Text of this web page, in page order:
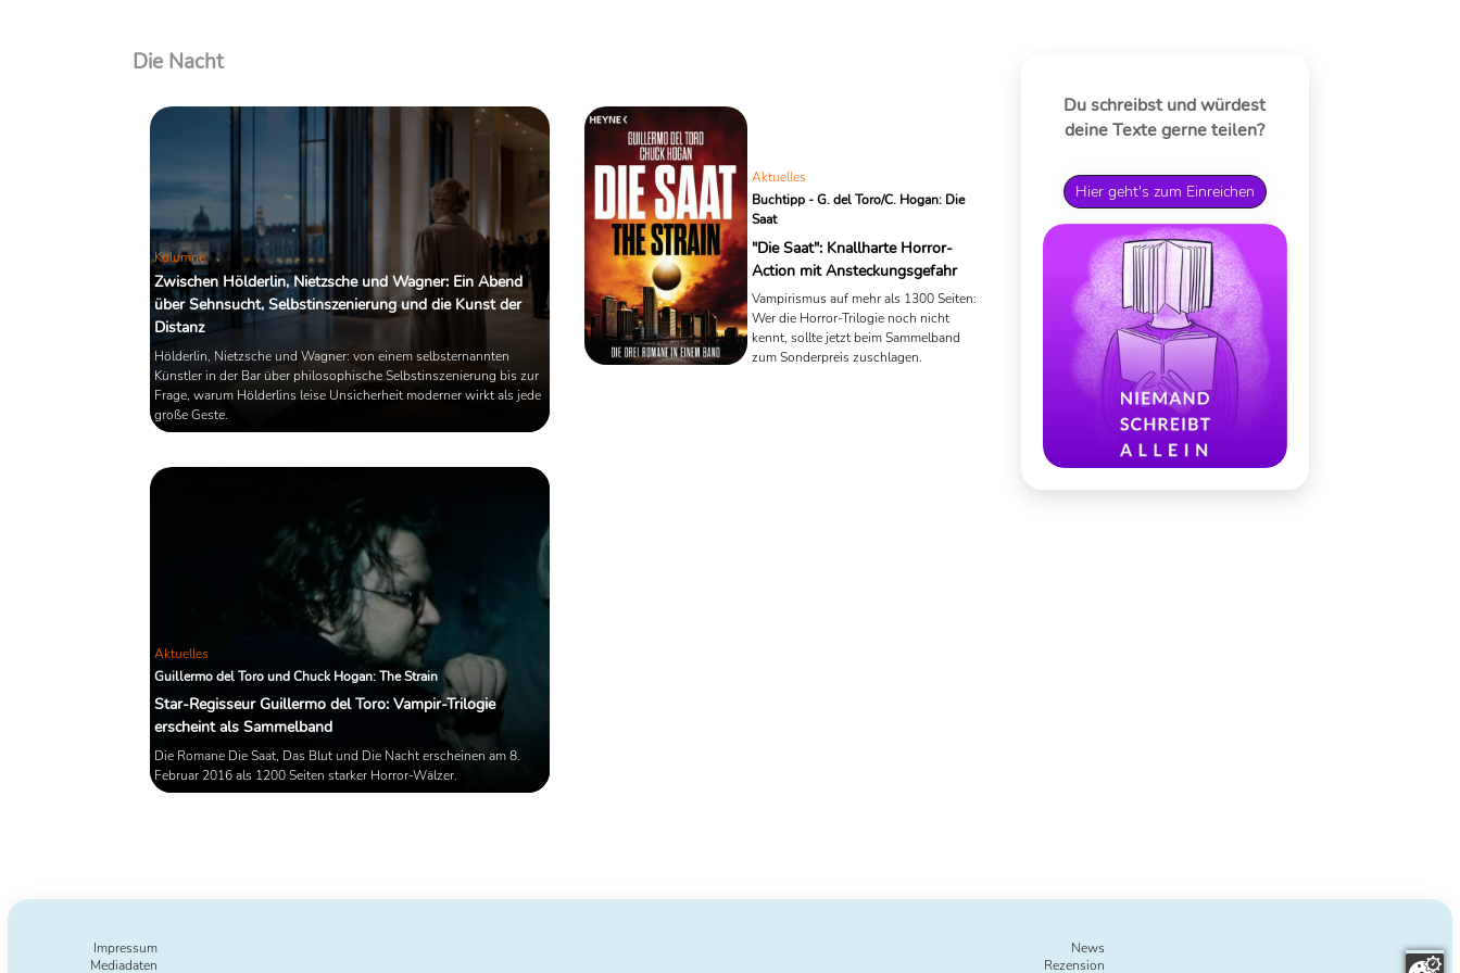
Die Nacht
Kolumne
Zwischen Hölderlin, Nietzsche und Wagner: Ein Abend
über Sehnsucht, Selbstinszenierung und die Kunst der
Distanz
Hölderlin, Nietzsche und Wagner: von einem selbsternannten
Künstler in der Bar über philosophische Selbstinszenierung bis zur
Frage, warum Hölderlins leise Unsicherheit moderner wirkt als jede
große Geste.
Aktuelles
Buchtipp - G. del Toro/C. Hogan: Die
Saat
"Die Saat": Knallharte Horror-
Action mit Ansteckungsgefahr
Vampirismus auf mehr als 1300 Seiten:
Wer die Horror-Trilogie noch nicht
kennt, sollte jetzt beim Sammelband
zum Sonderpreis zuschlagen.
Aktuelles
Guillermo del Toro und Chuck Hogan: The Strain
Star-Regisseur Guillermo del Toro: Vampir-Trilogie
erscheint als Sammelband
Die Romane Die Saat, Das Blut und Die Nacht erscheinen am 8.
Februar 2016 als 1200 Seiten starker Horror-Wälzer.
Du schreibst und würdest
deine Texte gerne teilen?
Hier geht's zum Einreichen
Impressum
Mediadaten
News
Rezension